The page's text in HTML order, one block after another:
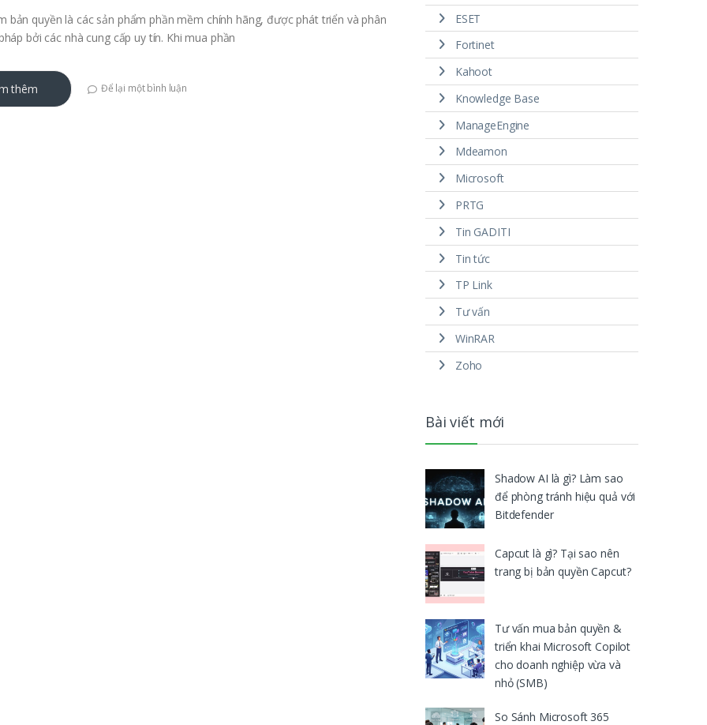
bản quyền là các sản phẩm phần mềm chính hãng, được phát triển và phân
bởi các nhà cung cấp uy tín. Khi mua phần
thêm Để lại một bình luận
ESET
Fortinet
Kahoot
Knowledge Base
ManageEngine
Mdeamon
Microsoft
PRTG
Tin GADITI
Tin tức
TP Link
Tư vấn
WinRAR
Zoho
Bài viết mới
Shadow AI là gì? Làm sao
để phòng tránh hiệu quả với
Bitdefender
Capcut là gì? Tại sao nên
trang bị bản quyền Capcut?
Tư vấn mua bản quyền &
triển khai Microsoft Copilot
cho doanh nghiệp vừa và
nhỏ (SMB)
So Sánh Microsoft 365